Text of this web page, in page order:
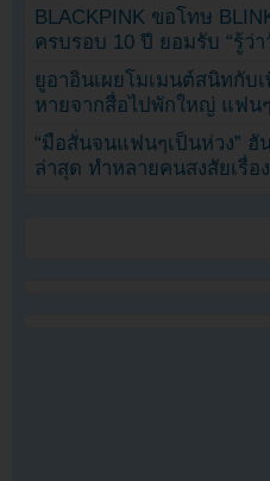
BLACKPINK ขอโทษ
ครบรอบ 10 ปี ยอมรับ “รู้ว่
ยูอาอินเผยโมเมนต์สนิทกับ
หายจากสื่อไปพักใหญ่ แฟน
“มือสั่นจนแฟนๆเป็นห่วง” ฮั
ล่าสุด ทำหลายคนสงสัยเรื่อ